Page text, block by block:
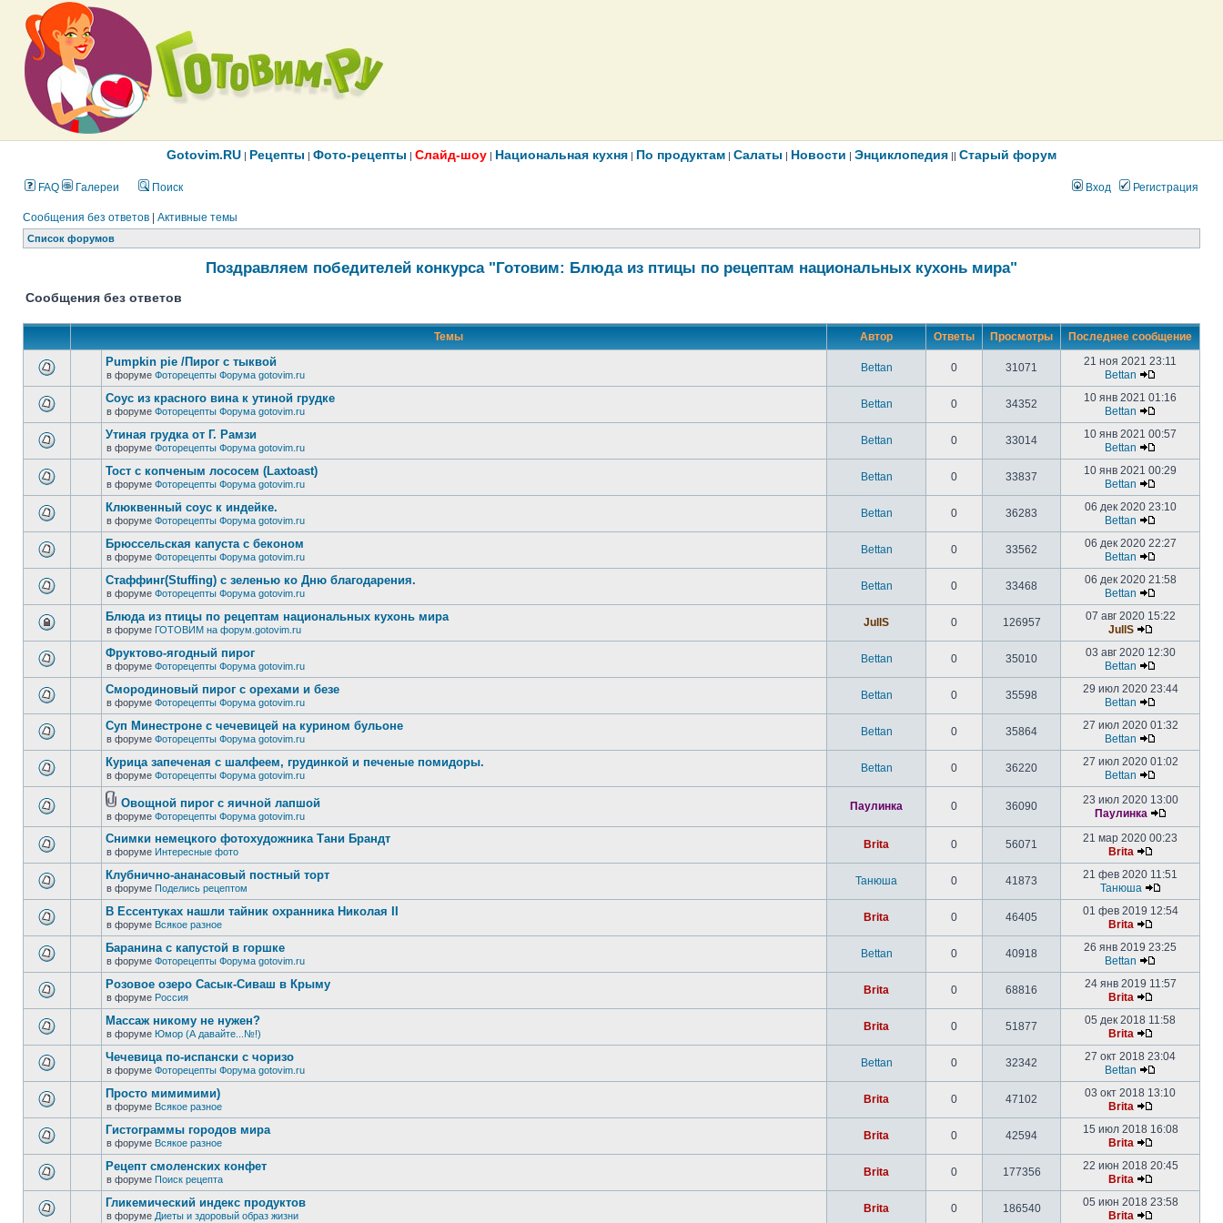
Gotovim.RU | Рецепты | Фото-рецепты | Слайд-шоу | Национальная кухня | По продуктам | Салаты | Новости | Энциклопедия || Старый форум
FAQ Галереи Поиск Вход Регистрация
Сообщения без ответов Активные темы
Список форумов
Поздравляем победителей конкурса "Готовим: Блюда из птицы по рецептам национальных кухонь мира"
Сообщения без ответов
Темы Автор Ответы Просмотры Последнее сообщение
Pumpkin pie /Пирог с тыквой
в форуме Фоторецепты Форума gotovim.ru
Bettan 0 31071
21 ноя 2021 23:11
Bettan
Соус из красного вина к утиной грудке
в форуме Фоторецепты Форума gotovim.ru
Bettan 0 34352
10 янв 2021 01:16
Bettan
Утиная грудка от Г. Рамзи
в форуме Фоторецепты Форума gotovim.ru
Bettan 0 33014
10 янв 2021 00:57
Bettan
Тост с копченым лососем (Laxtoast)
в форуме Фоторецепты Форума gotovim.ru
Bettan 0 33837
10 янв 2021 00:29
Bettan
Клюквенный соус к индейке.
в форуме Фоторецепты Форума gotovim.ru
Bettan 0 36283
06 дек 2020 23:10
Bettan
Брюссельская капуста с беконом
в форуме Фоторецепты Форума gotovim.ru
Bettan 0 33562
06 дек 2020 22:27
Bettan
Стаффинг(Stuffing) с зеленью ко Дню благодарения.
в форуме Фоторецепты Форума gotovim.ru
Bettan 0 33468
06 дек 2020 21:58
Bettan
Блюда из птицы по рецептам национальных кухонь мира
в форуме ГОТОВИМ на форум.gotovim.ru
JullS 0 126957
07 авг 2020 15:22
JullS
Фруктово-ягодный пирог
в форуме Фоторецепты Форума gotovim.ru
Bettan 0 35010
03 авг 2020 12:30
Bettan
Смородиновый пирог с орехами и безе
в форуме Фоторецепты Форума gotovim.ru
Bettan 0 35598
29 июл 2020 23:44
Bettan
Суп Минестроне с чечевицей на курином бульоне
в форуме Фоторецепты Форума gotovim.ru
Bettan 0 35864
27 июл 2020 01:32
Bettan
Курица запеченая с шалфеем, грудинкой и печеные помидоры.
в форуме Фоторецепты Форума gotovim.ru
Bettan 0 36220
27 июл 2020 01:02
Bettan
Овощной пирог с яичной лапшой
в форуме Фоторецепты Форума gotovim.ru
Паулинка 0 36090
23 июл 2020 13:00
Паулинка
Снимки немецкого фотохудожника Тани Брандт
в форуме Интересные фото
Brita 0 56071
21 мар 2020 00:23
Brita
Клубнично-ананасовый постный торт
в форуме Поделись рецептом
Танюша 0 41873
21 фев 2020 11:51
Танюша
В Ессентуках нашли тайник охранника Николая II
в форуме Всякое разное
Brita 0 46405
01 фев 2019 12:54
Brita
Баранина с капустой в горшке
в форуме Фоторецепты Форума gotovim.ru
Bettan 0 40918
26 янв 2019 23:25
Bettan
Розовое озеро Сасык-Сиваш в Крыму
в форуме Россия
Brita 0 68816
24 янв 2019 11:57
Brita
Массаж никому не нужен?
в форуме Юмор (А давайте...№!)
Brita 0 51877
05 дек 2018 11:58
Brita
Чечевица по-испански с чоризо
в форуме Фоторецепты Форума gotovim.ru
Bettan 0 32342
27 окт 2018 23:04
Bettan
Просто мимимими)
в форуме Всякое разное
Brita 0 47102
03 окт 2018 13:10
Brita
Гистограммы городов мира
в форуме Всякое разное
Brita 0 42594
15 июл 2018 16:08
Brita
Рецепт смоленских конфет
в форуме Поиск рецепта
Brita 0 177356
22 июн 2018 20:45
Brita
Гликемический индекс продуктов
в форуме Диеты и здоровый образ жизни
Brita 0 186540
05 июн 2018 23:58
Brita